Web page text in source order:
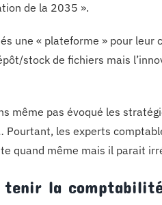
de la 2035 ».
une « plateforme » pour leur
stock de fichiers mais
même pas évoqué les
les experts
quand même mais il parait
tenir la